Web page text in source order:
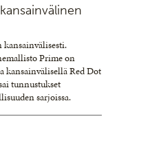
kansainvälisesti.
Prime on
kansainvälisellä Red Dot
tunnustukset
sarjoissa.